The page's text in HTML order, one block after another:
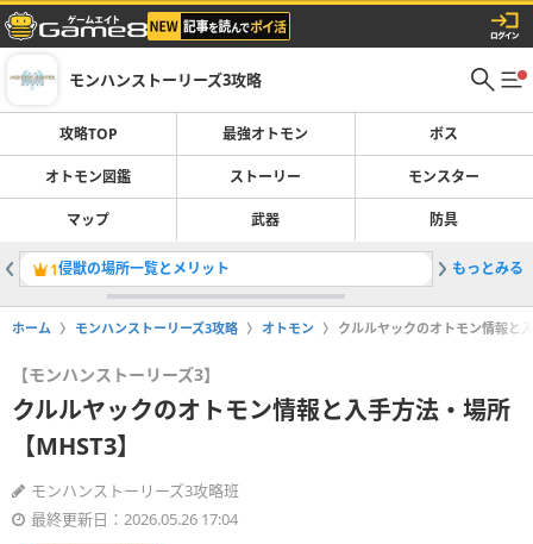
モンハンストーリーズ3攻略
攻略TOP 最強オトモン ボス
オトモン図鑑 ストーリー モンスター
マップ 武器 防具
1侵獣の場所一覧とメリット 2ゴシャ
もっとみる
ホーム モンハンストーリーズ3攻略 オトモン クルルヤックのオトモン情報と
【モンハンストーリーズ3】
クルルヤックのオトモン情報と入手方法・場所
【MHST3】
モンハンストーリーズ3攻略班
最終更新日：2026.05.26 17:04